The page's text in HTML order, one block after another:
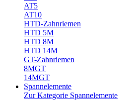
AT5
AT10
HTD-Zahnriemen
HTD 5M
HTD 8M
HTD 14M
GT-Zahnriemen
8MGT
14MGT
Spannelemente
Zur Kategorie Spannelemente